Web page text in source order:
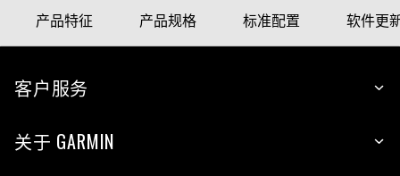
产品特征 产品规格 标准配置 软件更
客户服务
关于 GARMIN